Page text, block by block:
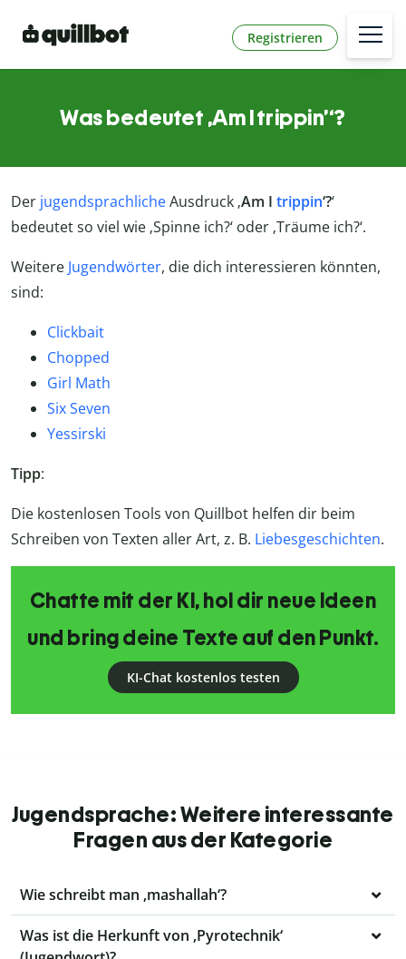
Registrieren
Was bedeutet ‚Am I trippin’‘?
Der jugendsprachlicheAusdruck ‚Am I trippin‘?‘
bedeutet so viel wie ‚Spinne ich?‘ oder ‚Träume ich?‘.
Weitere Jugendwörter, die dich interessieren könnten,
sind:
Clickbait
Chopped
Girl Math
Six Seven
Yessirski
Tipp:
Die kostenlosen Tools von Quillbot helfen dir beim
Schreiben von Texten aller Art, z. B. Liebesgeschichten.
Chatte mit der KI, hol dir neue Ideen
und bring deine Texte auf den Punkt.
KI-Chat kostenlos testen
Jugendsprache: Weitere interessante
Fragen aus der Kategorie
Wie schreibt man ‚mashallah‘?
Was ist die Herkunft von ‚Pyrotechnik‘